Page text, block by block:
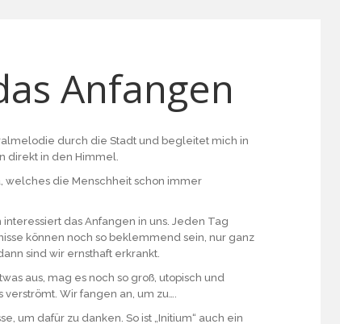
Anfangen
durch die Stadt und begleitet mich in
direkt in den Himmel.
welches die Menschheit schon immer
das Anfangen in uns. Jeden Tag
können noch so beklemmend sein, nur ganz
sind wir ernsthaft erkrankt.
aus, mag es noch so groß, utopisch und
Wir fangen an, um zu….
um dafür zu danken. So ist „Initium“ auch ein